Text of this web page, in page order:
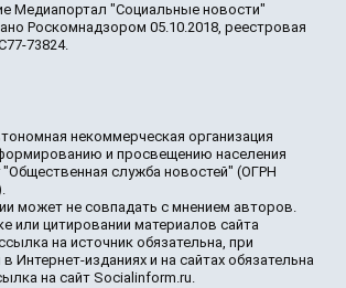
Медиапортал "Социальные новости"
Роскомнадзором 05.10.2018, реестровая
73824.
некоммерческая организация
и просвещению населения
служба новостей" (ОГРН
может не совпадать с мнением авторов.
или цитировании материалов сайта
на источник обязательна, при
Интернет-изданиях и на сайтах обязательна
на сайт Socialinform.ru.